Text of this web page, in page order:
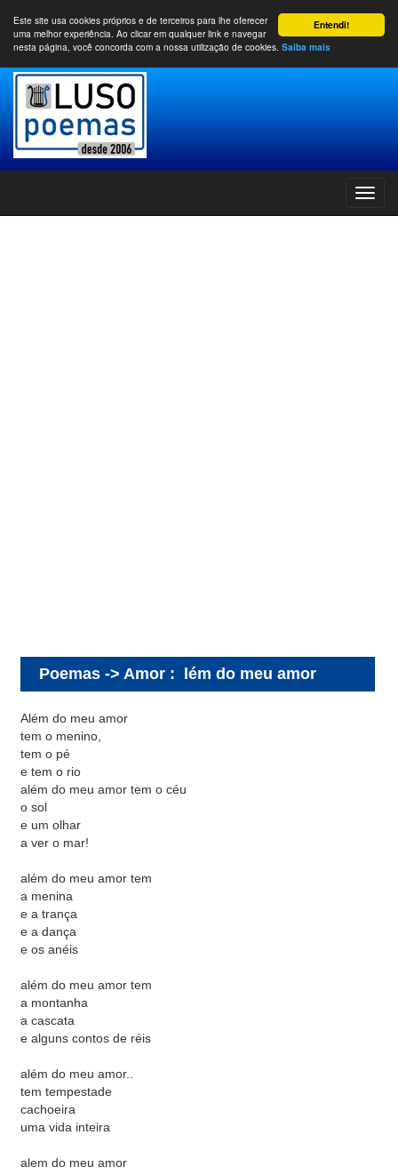
Entendi!
Este site usa cookies próprios e de terceiros para lhe oferecer
uma melhor experiência. Ao clicar em qualquer link e navegar
nesta página, você concorda com a nossa utilização de cookies. Saiba mais
Poemas -> Amor : lém do meu amor
Além do meu amor
tem o menino,
tem o pé
e tem o rio
além do meu amor tem o céu
o sol
e um olhar
a ver o mar!
além do meu amor tem
a menina
e a trança
e a dança
e os anéis
além do meu amor tem
a montanha
a cascata
e alguns contos de réis
além do meu amor..
tem tempestade
cachoeira
uma vida inteira
alem do meu amor